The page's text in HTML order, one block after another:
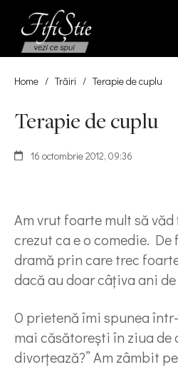
Home / Trăiri / Terapie de cuplu
Terapie de cuplu
16 octombrie 2012, 09:36
Am vrut foarte mult să
crezut ca e o comedie.
dramă prin care trec
dacă au doar câțiva ani
O prietenă îmi spunea
mai căsătorești în ziua de
divorțează?” Am zâmbit